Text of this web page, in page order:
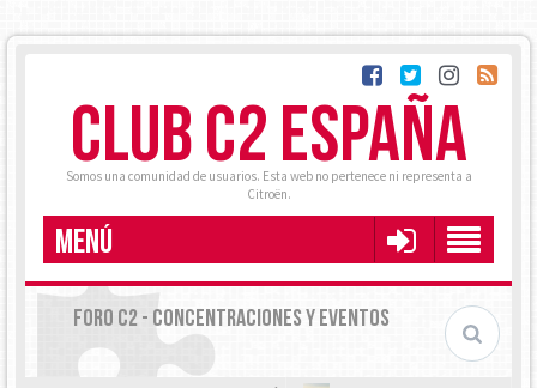
CLUB C2 ESPAÑA
Somos una comunidad de usuarios. Esta web no pertenece ni representa a
Citroën.
MENÚ
FORO C2 - CONCENTRACIONES Y EVENTOS